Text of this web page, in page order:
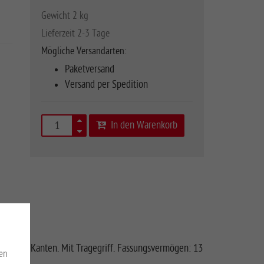
Gewicht 2 kg
Lieferzeit 2-3 Tage
Mögliche Versandarten:
Paketversand
Versand per Spedition
In den Warenkorb
Kanten. Mit Tragegriff. Fassungsvermögen: 13